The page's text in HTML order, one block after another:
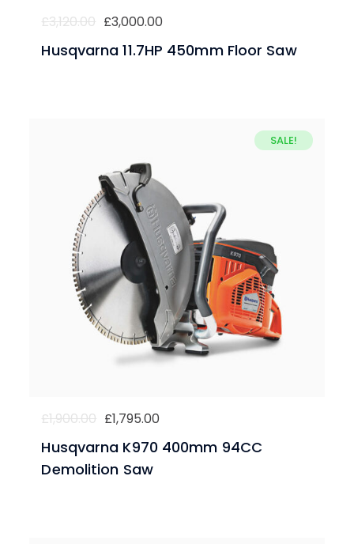
Husqvarna 11.7HP 450mm Floor Saw
£3,120.00 £3,000.00
SALE!
Husqvarna K970 400mm 94CC
Demolition Saw
£1,900.00 £1,795.00